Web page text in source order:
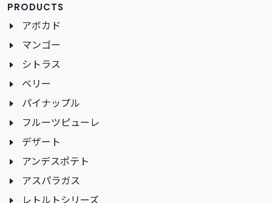
PRODUCTS
アボカド
マンゴー
シトラス
ベリー
パイナップル
フルーツピューレ
デザート
アンデスポテト
アスパラガス